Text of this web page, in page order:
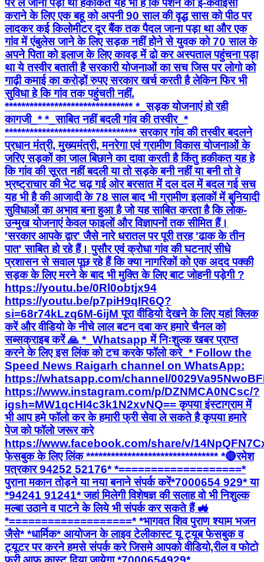
पर ले जाना पड़ा था हकीकत यह भी है कि पेंशन की ई-केवाईसी
कराने के लिए एक बहू को अपनी 90 साल की वृद्ध सास को पीठ पर
लादकर कई किलोमीटर दूर बैंक तक पैदल जाना पड़ा था और एक
गांव में एंबुलेस जाने के लिए सड़क नहीं होने से युवक को 70 साल के
अपने पिता को इलाज के लिए कावड़ में ढो कर अस्पताल पहुंचना पड़ा
था ये तस्वीर बताती है सरकारी योजनाओं का सच जिस पर लोगो को
गाढ़ी कमाई का करोड़ों रुपए सरकार खर्च करती है लेकिन फिर भी
सुविधा हे कि गांव तक पहुंचती नहीं.
******************************* *_सड़क योजनाएं हो रही
कागजी_* *_साबित नहीं बदली गांव की तस्वीर_*
******************************** सरकार गांव की तस्वीर बदलने
प्रधान मंत्री, मुख्यमंत्री, मनरेगा एवं ग्रामीण विकास योजनाओं के
जरिए सड़कों का जाल बिछाने का दावा करती है किंतु हकीकत यह हे
कि गांव की सूरत नहीं बदली या तो सड़के बनी नहीं या बनी तो वे
भ्रष्ट्राचार की भेट चढ़ गई ओर बरसात में दल दल में बदल गई सच
यह भी है की आजादी के 78 साल बाद भी ग्रामीण इलाकों में बुनियादी
सुविधाओं का अभाव बना हुआ है जो यह साबित करता है कि लोक-
उन्मुख योजनाएं केवल फाइलों और विज्ञापनों तक सीमित हैं।
'सरकार आपके द्वार' जैसे नारे धरातल पर पूरी तरह 'ढाक के तीन
पात' साबित हो रहे हैं। पुसौर एवं क्रोधा गांव की घटनाएं सीधे
प्रशासन से सवाल पूछ रहे हैं कि क्या नागरिकों को एक अदद पक्की
सड़क के लिए मरने के बाद भी मुक्ति के लिए बाट जोहनी पड़ेगी ?
https://youtu.be/0Rl0obtjx94
https://youtu.be/p7piH9qIR6Q?
si=68r74kLzq6M-6ijM पूरा वीडियो देखने के लिए यहां क्लिक
करें और वीडियो के नीचे लाल बटन दबा कर हमारे चैनल को
सब्सक्राइब करें 🙏 *_Whatsapp में निःशुल्क खबर प्राप्त
करने के लिए इस लिंक को टच करके फॉलो करे_* Follow the
Speed News Raigarh channel on WhatsApp:
https://whatsapp.com/channel/
https://www.instagram.com/p/DZNMCA0NCsc/?
igsh=MW1qcHI4c3k1N2xvNQ== कृपया इंस्टाग्राम में
भी आप हमे फॉलो कर के हमारी फ्री सेवा ले सकते है कृपया हमारे
पेज को फॉलो जरूर करे
https://www.facebook.com/share/v/
फेसबुक के लिए लिंक ******************************** *🔴रमेश
पत्रकार 94252 52176* *===================*
पुराना मकान तोड़ने या नया बनाने संपर्क करें*7000654 929* या
*94241 91241* जहां मिलेगी विशेषज्ञ की सलाह वो भी निशुल्क
मल्बा उठाने व पाटने के लिये भी संपर्क कर सकते हैं 🚜
*===================* *भागवत शिव पुराण श्याम भजन
जैसे* *धार्मिक* आयोजन के लाइव टेलीकास्ट यू ट्यूब फेसबुक व
ट्यूटर पर करने हमसे संपर्क करे जिसमे आपको वीडियो,रील व फोटो